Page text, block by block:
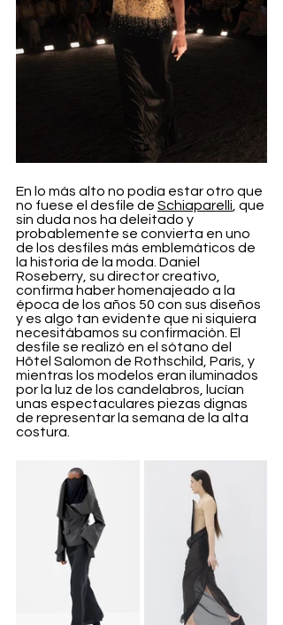
En lo más alto no podía estar otro que
no fuese el desfile de Schiaparelli , que
sin duda nos ha deleitado y
probablemente se convierta en uno
de los desfiles más emblemáticos de
la historia de la moda. Daniel
Roseberry, su director creativo,
confirma haber homenajeado a la
época de los años 50 con sus diseños
y es algo tan evidente que ni siquiera
necesitábamos su confirmación. El
desfile se realizó en el sótano del
Hôtel Salomon de Rothschild, París, y
mientras los modelos eran iluminados
por la luz de los candelabros, lucían
unas espectaculares piezas dignas
de representar la semana de la alta
costura.